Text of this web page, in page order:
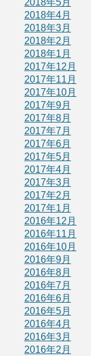
2018年5月
2018年4月
2018年3月
2018年2月
2018年1月
2017年12月
2017年11月
2017年10月
2017年9月
2017年8月
2017年7月
2017年6月
2017年5月
2017年4月
2017年3月
2017年2月
2017年1月
2016年12月
2016年11月
2016年10月
2016年9月
2016年8月
2016年7月
2016年6月
2016年5月
2016年4月
2016年3月
2016年2月